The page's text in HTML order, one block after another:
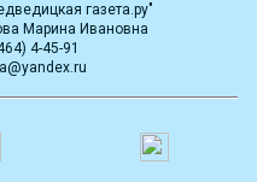
газета.ру"
Марина Ивановна
4-45-91